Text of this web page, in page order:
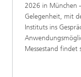
2026 in München
Gelegenheit, mit
Instituts ins
Messestand findet